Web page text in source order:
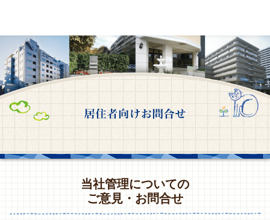
当社管理についての
ご意見・お問合せ